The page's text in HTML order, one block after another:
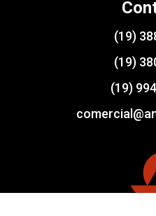
(19)
(19)
(19)